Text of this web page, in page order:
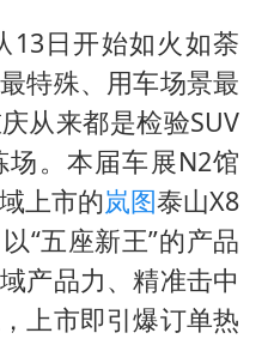
CIA被曝已秘密设立古巴工作组
足1分钟轰2球
泰国一女公务员妆容引争议 本人回应
法国将禁止“未经同意的电话营销”
24小时不关空调 电费会更低吗
老床位“三连降”
求领导干部带头休假
13日开始如火如荼
特殊、用车场景最
从来都是检验SUV
。本届车展N2馆
上市的岚图泰山X8
“五座新王”的产品
产品力、精准击中
上市即引爆订单热